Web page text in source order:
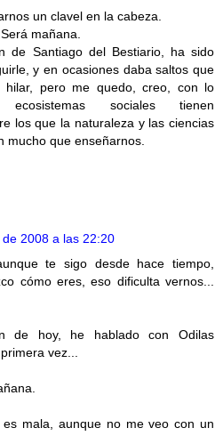
un clavel en la cabeza.
mañana.
de Santiago del Bestiario, ha sido
y en ocasiones daba saltos que
pero me quedo, creo, con lo
sociales tienen
los que la naturaleza y las ciencias
mucho que enseñarnos.
2008 a las 22:20
te sigo desde hace tiempo,
cómo eres, eso dificulta vernos...
de hoy, he hablado con Odilas
vez...
mala, aunque no me veo con un